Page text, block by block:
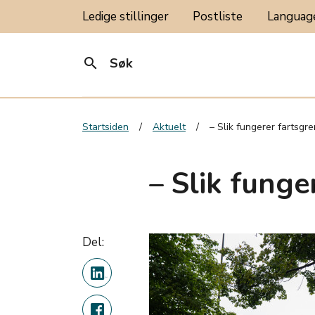
Ledige stillinger Postliste
search Søk
Startsiden Aktuelt – Slik fungerer
– Slik
Del: